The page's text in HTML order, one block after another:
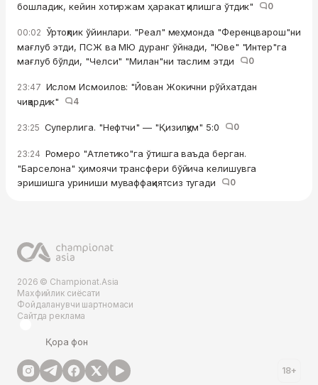
бошладик, кейин хотиржам ҳаракат қилишга ўтдик"
0
00:02 Ўртоқлик ўйинлари. "Реал" меҳмонда "Ференцварош"ни
мағлуб этди, ПСЖ ва МЮ дуранг ўйнади, "Юве" "Интер"га
мағлуб бўлди, "Челси" "Милан"ни таслим этди
0
23:47 Ислом Исмоилов: "Йован Жокични рўйхатдан
чиқардик"
4
23:25 Суперлига. "Нефтчи" — "Қизилқум" 5:0 0
23:24 Ромеро "Атлетико"га ўтишга ваъда берган.
"Барселона" ҳимоячи трансфери бўйича келишувга
эришишга уриниши муваффақиятсиз тугади
0
2026 © Championat.Asia
Махфийлик сиёсати
Фойдаланувчи шартномаси
Сайтда реклама
Қора фон
18+